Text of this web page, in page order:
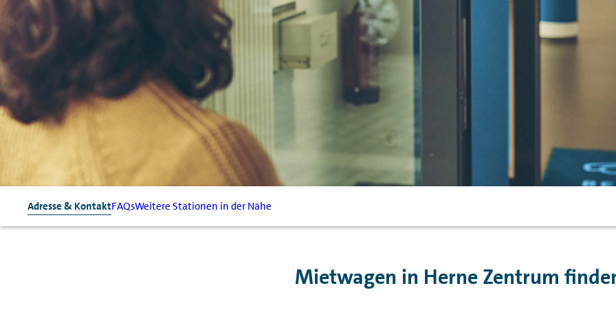
Adresse & KontaktFAQsWeitere Stationen in der Nähe
Mietwagen in Herne Zentrum